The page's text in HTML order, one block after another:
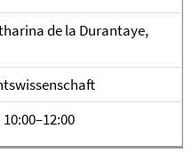
de la Durantaye,